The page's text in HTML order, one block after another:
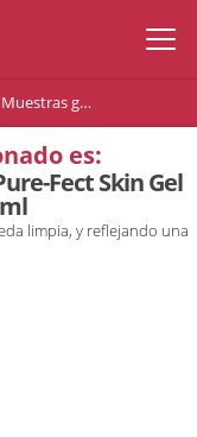
Muestras gratis de Biotherm Pure-Fect Skin Gel Hidratante - 50 ml
es:
Fect Skin Gel
limpia, y reflejando una